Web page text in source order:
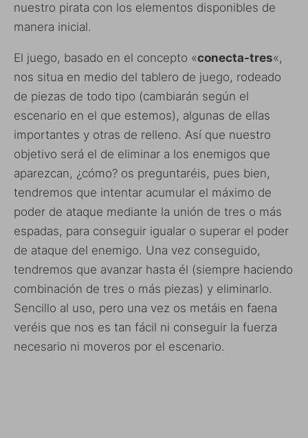
nuestro pirata con los elementos disponibles de
manera inicial.
El juego, basado en el concepto «conecta-tres«,
nos situa en medio del tablero de juego, rodeado
de piezas de todo tipo (cambiarán según el
escenario en el que estemos), algunas de ellas
importantes y otras de relleno. Así que nuestro
objetivo será el de eliminar a los enemigos que
aparezcan, ¿cómo? os preguntaréis, pues bien,
tendremos que intentar acumular el máximo de
poder de ataque mediante la unión de tres o más
espadas, para conseguir igualar o superar el poder
de ataque del enemigo. Una vez conseguido,
tendremos que avanzar hasta él (siempre haciendo
combinación de tres o más piezas) y eliminarlo.
Sencillo al uso, pero una vez os metáis en faena
veréis que nos es tan fácil ni conseguir la fuerza
necesario ni moveros por el escenario.